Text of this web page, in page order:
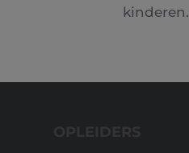
kinderen.